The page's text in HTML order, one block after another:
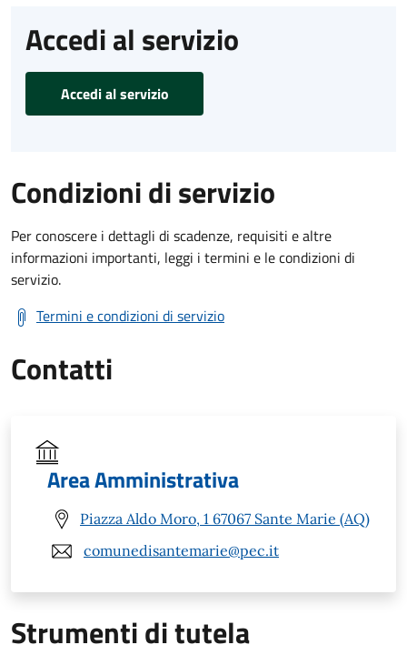
Accedi al servizio
Accedi al servizio
Condizioni di servizio
Per conoscere i dettagli di scadenze, requisiti e altre
informazioni importanti, leggi i termini e le condizioni di
servizio.
Termini e condizioni di servizio
Contatti
Area Amministrativa
Piazza Aldo Moro, 1 67067 Sante Marie (AQ)
comunedisantemarie@pec.it
Strumenti di tutela